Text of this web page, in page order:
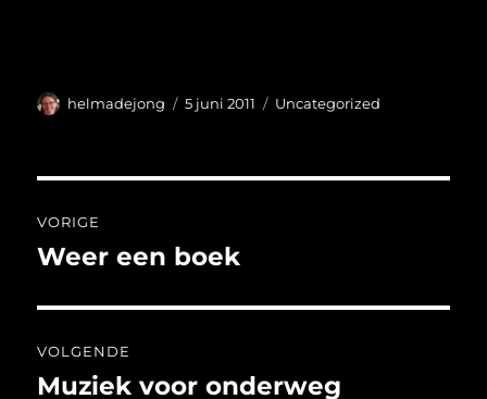
Auteur
helmadejong
Geplaatst
5 juni 2011 Categorieën
Uncategorized
navigatie
VORIGE
Vorig
Weer een boek
VOLGENDE
Volgend
Muziek voor onderweg